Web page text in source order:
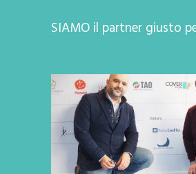
SIAMO il partner giusto